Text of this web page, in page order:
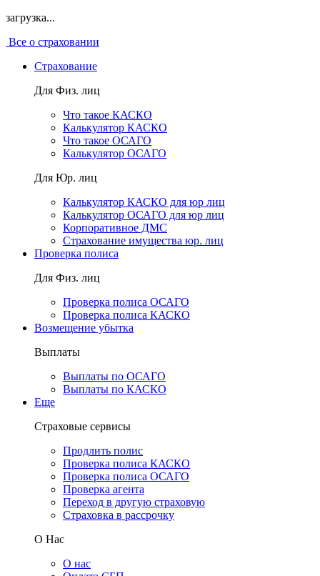
загрузка...
Все о страховании
Страхование
Для Физ. лиц
Что такое КАСКО
Калькулятор КАСКО
Что такое ОСАГО
Калькулятор ОСАГО
Для Юр. лиц
Калькулятор КАСКО для юр лиц
Калькулятор ОСАГО для юр лиц
Корпоративное ДМС
Страхование имущества юр. лиц
Проверка полиса
Для Физ. лиц
Проверка полиса ОСАГО
Проверка полиса КАСКО
Возмещение убытка
Выплаты
Выплаты по ОСАГО
Выплаты по КАСКО
Еще
Страховые сервисы
Продлить полис
Проверка полиса КАСКО
Проверка полиса ОСАГО
Проверка агента
Переход в другую страховую
Страховка в рассрочку
О Нас
О нас